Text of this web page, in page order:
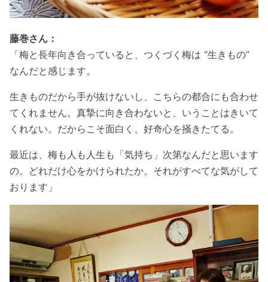
藤巻さん：
「梅と長年向き合っていると、つくづく梅は “生きもの”
なんだと感じます。
生きものだから手が抜けないし、こちらの都合にも合わせ
てくれません。真摯に向き合わないと、いうことはきいて
くれない。だからこそ面白く、好奇心を掻きたてる。
最近は、梅も人も人生も「気持ち」次第なんだと思います
の。どれだけ心をかけられたか。それがすべてな気がして
おります」